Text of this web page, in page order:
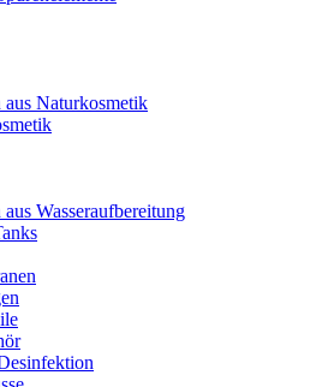
aus Naturkosmetik
Wasseraufbereitung